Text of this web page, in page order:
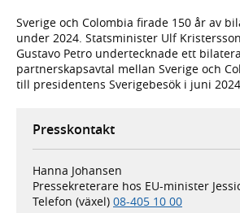
Sverige och Colombia firade 150 år av
under 2024. Statsminister Ulf
Gustavo Petro undertecknade ett
partnerskapsavtal mellan Sverige och
till presidentens Sverigebesök i juni
Presskontakt
Hanna Johansen
Pressekreterare hos EU-minister
Telefon (växel) 08-405 10 00